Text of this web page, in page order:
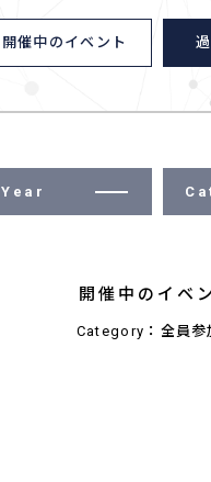
開催中のイベント
Year
開催中のイベ
Category：全員参